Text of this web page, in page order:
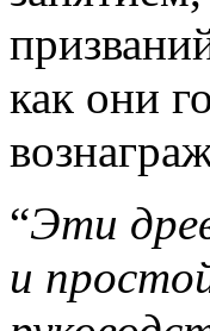
как они
“Эти
и